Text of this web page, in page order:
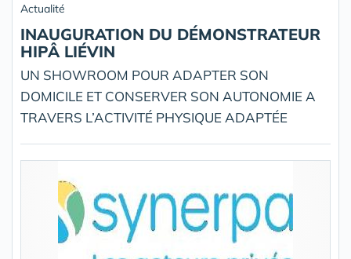
Actualité
INAUGURATION DU DÉMONSTRATEUR
HIPÂ LIÉVIN
UN SHOWROOM POUR ADAPTER SON
DOMICILE ET CONSERVER SON AUTONOMIE A
TRAVERS L’ACTIVITÉ PHYSIQUE ADAPTÉE